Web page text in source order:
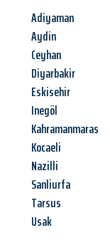
Adiyaman
Aydin
Ceyhan
Diyarbakir
Eskisehir
Inegöl
Kahramanmaras
Kocaeli
Nazilli
Sanliurfa
Tarsus
Usak